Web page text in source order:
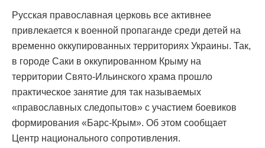
Русская православная церковь все активнее
привлекается к военной пропаганде среди детей на
временно оккупированных территориях Украины. Так,
в городе Саки в оккупированном Крыму на
территории Свято-Ильинского храма прошло
практическое занятие для так называемых
«православных следопытов» с участием боевиков
формирования «Барс-Крым». Об этом сообщает
Центр национального сопротивления.